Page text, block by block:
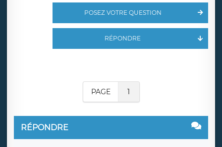
POSEZ VOTRE QUESTION
RÉPONDRE
PAGE 1
RÉPONDRE